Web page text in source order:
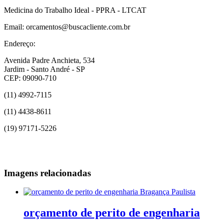
Medicina do Trabalho Ideal - PPRA - LTCAT
Email: orcamentos@buscacliente.com.br
Endereço:
Avenida Padre Anchieta, 534
Jardim - Santo André - SP
CEP: 09090-710
(11) 4992-7115
(11) 4438-8611
(19) 97171-5226
Imagens relacionadas
orçamento de perito de engenharia